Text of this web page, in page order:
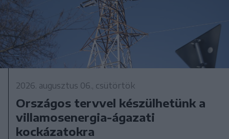
2026. augusztus 06., csütörtök
Országos tervvel készülhetünk a
villamosenergia-ágazati
kockázatokra